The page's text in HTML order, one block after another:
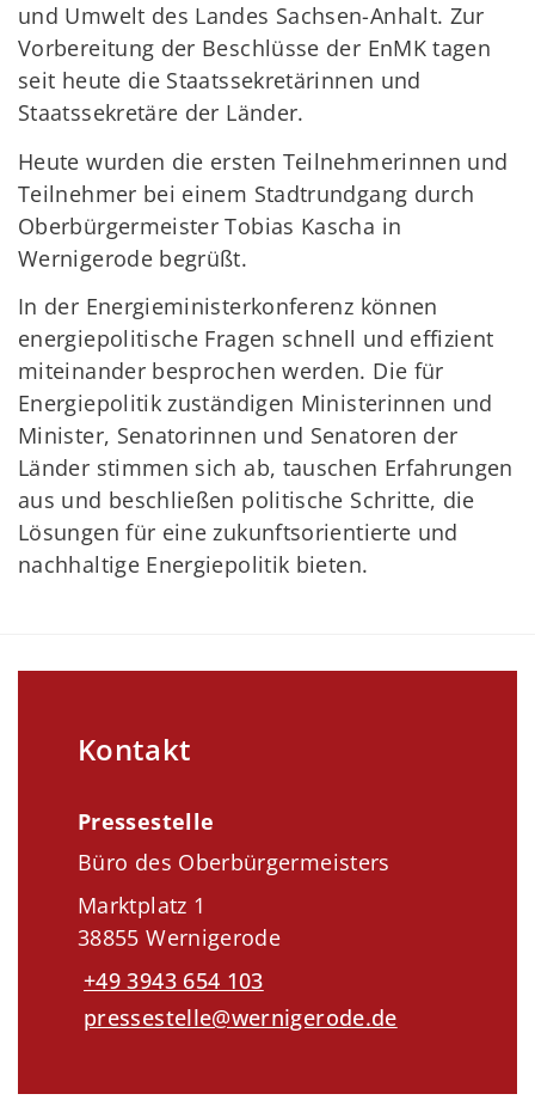
und Umwelt des Landes Sachsen-Anhalt. Zur
Vorbereitung der Beschlüsse der EnMK tagen
seit heute die Staatssekretärinnen und
Staatssekretäre der Länder.
Heute wurden die ersten Teilnehmerinnen und
Teilnehmer bei einem Stadtrundgang durch
Oberbürgermeister Tobias Kascha in
Wernigerode begrüßt.
In der Energieministerkonferenz können
energiepolitische Fragen schnell und effizient
miteinander besprochen werden. Die für
Energiepolitik zuständigen Ministerinnen und
Minister, Senatorinnen und Senatoren der
Länder stimmen sich ab, tauschen Erfahrungen
aus und beschließen politische Schritte, die
Lösungen für eine zukunftsorientierte und
nachhaltige Energiepolitik bieten.
Kontakt
Pressestelle
Büro des Oberbürgermeisters
Marktplatz 1
38855 Wernigerode
+49 3943 654 103
pressestelle@wernigerode.de